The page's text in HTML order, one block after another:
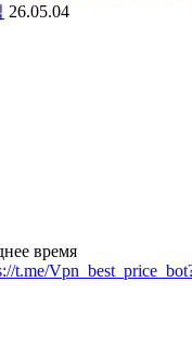
26.05.04
время
t.me/